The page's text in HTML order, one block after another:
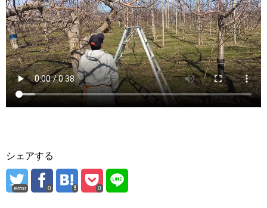
シェアする
error 0 0